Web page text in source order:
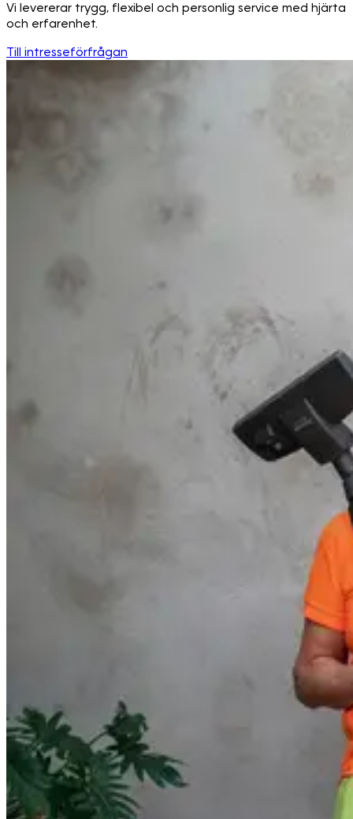
Vi levererar trygg, flexibel och personlig service med hjärta
och erfarenhet.
Till intresseförfrågan